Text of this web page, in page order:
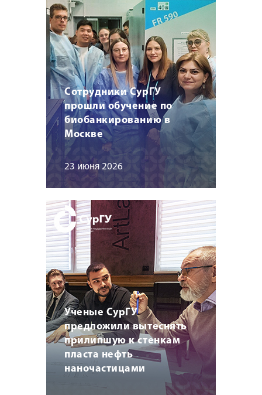
Сотрудники СурГУ
прошли обучение по
биобанкированию в
Москве
23 июня 2026
Ученые СурГУ
предложили вытеснять
прилипшую к стенкам
пласта нефть
наночастицами